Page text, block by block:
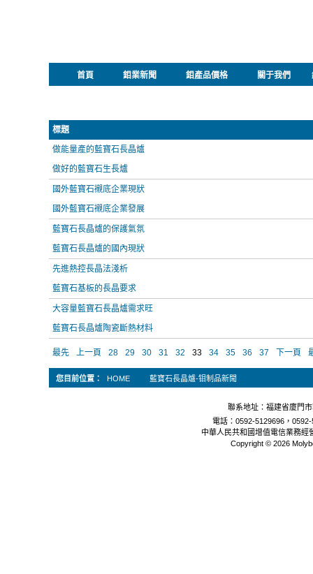
首頁 鉬業新聞 鉬產品價格 關于我們
標題
做能量產的藍寶石長晶爐
做好的藍寶石生長爐
國外藍寶石襯底企業現狀
國外藍寶石襯底企業發展
藍寶石長晶爐的保護氣氛
藍寶石長晶爐的國內現狀
先進熱控長晶法淺析
藍寶石基板的長晶要求
大容量藍寶石長晶爐需求旺
藍寶石長晶爐陶瓷斷熱材料
最先 上一頁 28 29 30 31 32 33 34 35 36 37 下一頁
您目前位置： HOME 藍寶石長晶爐-钼制品新聞
聯系地址：福建省廈門
電話：0592-5129696，
中華人民共和國增值電信業務經
Copyright © 2026